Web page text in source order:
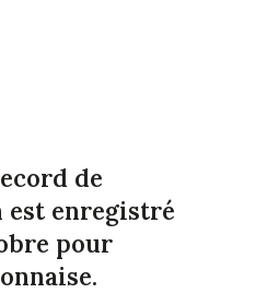
de
enregistré
pour